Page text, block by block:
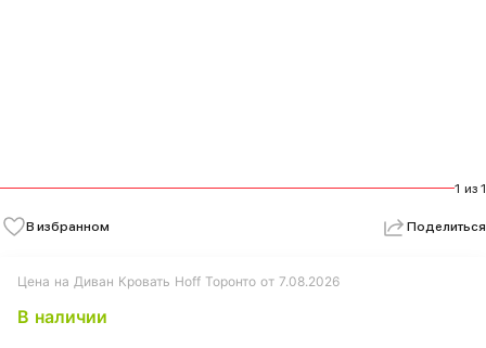
1 из 1
В избранном Поделиться
Цена на Диван Кровать Hoff Торонто от 7.08.2026
В наличии